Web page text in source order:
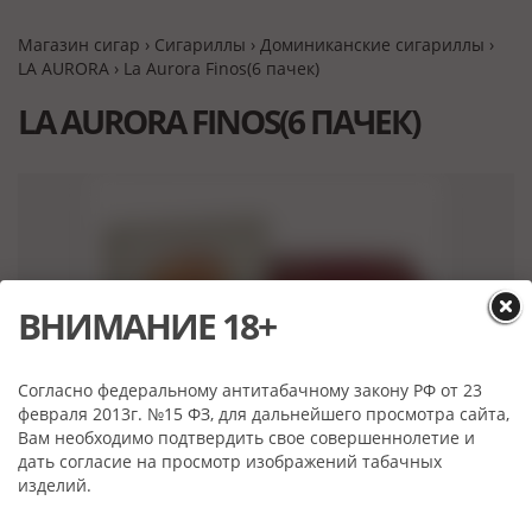
Магазин сигар › Сигариллы › Доминиканские сигариллы ›
LA AURORA › La Aurora Finos(6 пачек)
LA AURORA FINOS(6 ПАЧЕК)
ВНИМАНИЕ 18+
Согласно федеральному антитабачному закону РФ от 23
февраля 2013г. №15 ФЗ, для дальнейшего просмотра сайта,
Вам необходимо подтвердить свое совершеннолетие и
дать согласие на просмотр изображений табачных
изделий.